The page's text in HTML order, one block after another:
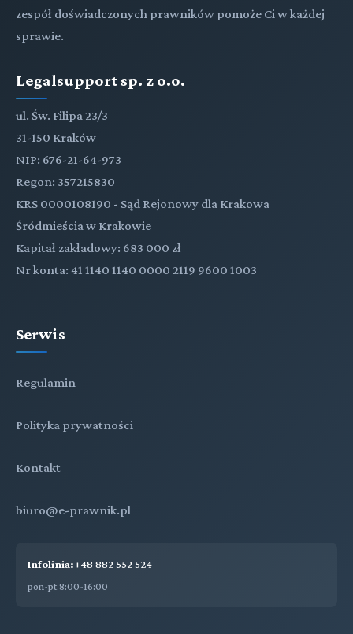
zespół doświadczonych prawników pomoże Ci w każdej
sprawie.
Legalsupport sp. z o.o.
ul. Św. Filipa 23/3
31-150 Kraków
NIP: 676-21-64-973
Regon: 357215830
KRS 0000108190 - Sąd Rejonowy dla Krakowa
Śródmieścia w Krakowie
Kapitał zakładowy: 683 000 zł
Nr konta: 41 1140 1140 0000 2119 9600 1003
Serwis
Regulamin
Polityka prywatności
Kontakt
biuro@e-prawnik.pl
Infolinia:+48 882 552 524
pon-pt 8:00-16:00